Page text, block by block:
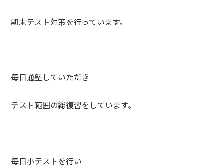
期末テスト対策を行っています。
毎日通塾していただき
テスト範囲の総復習をしています。
毎日小テストを行い